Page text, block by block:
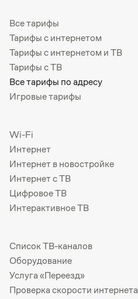
Все тарифы
Тарифы с интернетом
Тарифы с интернетом и ТВ
Тарифы с ТВ
Все тарифы по адресу
Игровые тарифы
Wi-Fi
Интернет
Интернет в новостройке
Интернет с ТВ
Цифровое ТВ
Интерактивное ТВ
Список ТВ-каналов
Оборудование
Услуга «Переезд»
Проверка скорости интернета